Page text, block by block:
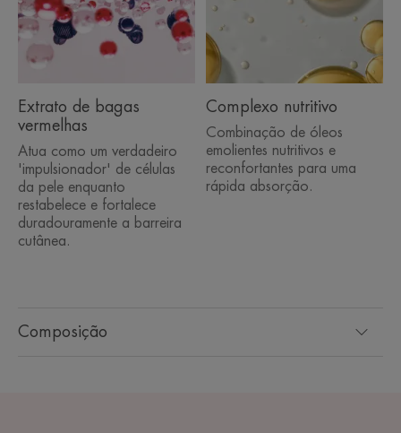
Composição
Extrato de bagas
vermelhas
Atua como um verdadeiro
'impulsionador' de células
da pele enquanto
restabelece e fortalece
duradouramente a barreira
cutânea.
Complexo nutritivo
Combinação de óleos
emolientes nutritivos e
reconfortantes para uma
rápida absorção.